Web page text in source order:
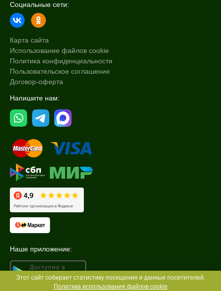
Социальные сети:
Карта сайта
Использование файлов cookie
Политика конфиденциальности
Пользовательское соглашение
Договор-оферта
Напишите нам:
Наше приложение:
Этот сайт собирает статистику посещения и данные посетителей.
Политика использования файлов cookie